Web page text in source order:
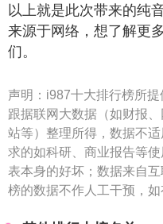
以上就是此次带来的纯
来源于网络，想了解更
们。
声明： i987十大排行榜所提
跟据联网大数据（如财报
站等）整理所得，数据不
求的如科研、商业报告等
表本身的好坏；数据来自
榜的数据不作人工干预，如